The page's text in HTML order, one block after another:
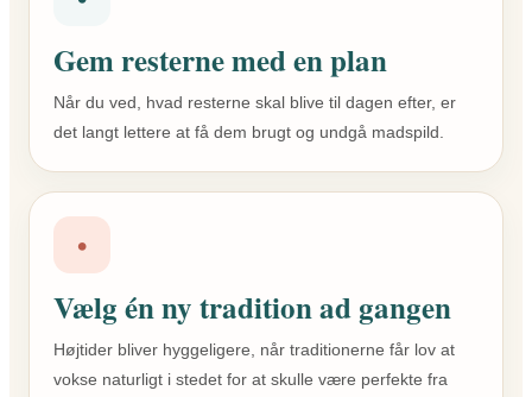
Gem resterne med en plan
Når du ved, hvad resterne skal blive til dagen efter, er
det langt lettere at få dem brugt og undgå madspild.
•
Vælg én ny tradition ad gangen
Højtider bliver hyggeligere, når traditionerne får lov at
vokse naturligt i stedet for at skulle være perfekte fra